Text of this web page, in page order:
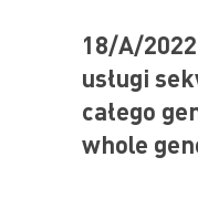
18/A/
usługi
całego
whole